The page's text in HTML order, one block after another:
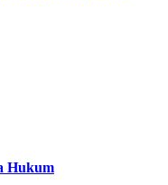
Hukum